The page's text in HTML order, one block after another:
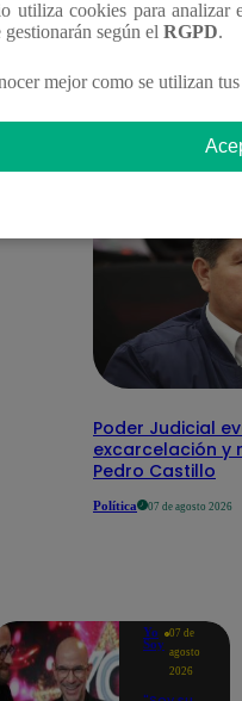
Poder Judicial
excarcelación y
Pedro Castillo
Política 07 de agosto 2026
Yo
Soy
07 de
agosto
2026
utiliza cookies para
gestionarán según el RGPD.
mejor como se utilizan